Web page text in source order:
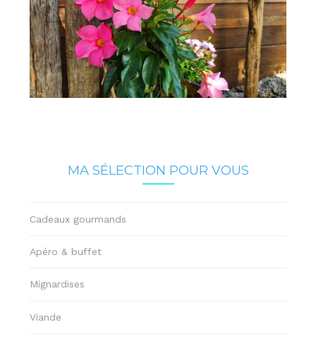
MA SÉLECTION POUR VOUS
Cadeaux gourmands
Apéro & buffet
Mignardises
Viande